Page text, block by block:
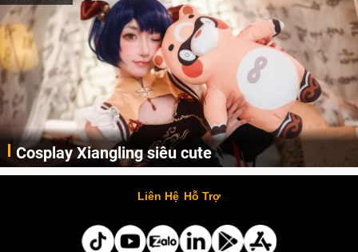
Cosplay Xiangling siêu cute
Cùng thưởng thức những hình ảnh cosplay Xiangling trong Genshin Impact siêu dễ thương của người dùng Weibo "阿包也是兔娘"
Liên Hệ Hỗ Trợ